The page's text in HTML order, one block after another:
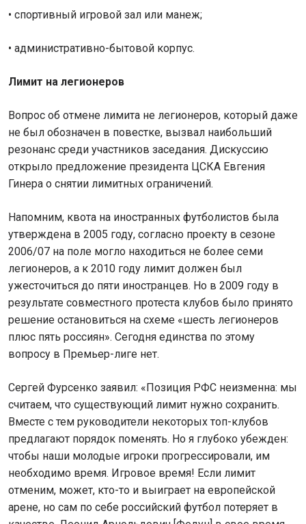
• спортивный игровой зал или манеж;
• административно-бытовой корпус.
Лимит на легионеров
Вопрос об отмене лимита не легионеров, который даже
не был обозначен в повестке, вызвал наибольший
резонанс среди участников заседания. Дискуссию
открыло предложение президента ЦСКА Евгения
Гинера о снятии лимитных ограничений.
Напомним, квота на иностранных футболистов была
утверждена в 2005 году, согласно проекту в сезоне
2006/07 на поле могло находиться не более семи
легионеров, а к 2010 году лимит должен был
ужесточиться до пяти иностранцев. Но в 2009 году в
результате совместного протеста клубов было принято
решение остановиться на схеме «шесть легионеров
плюс пять россиян». Сегодня единства по этому
вопросу в Премьер-лиге нет.
Сергей Фурсенко заявил: «Позиция РФС неизменна: мы
считаем, что существующий лимит нужно сохранить.
Вместе с тем руководители некоторых топ-клубов
предлагают порядок поменять. Но я глубоко убежден:
чтобы наши молодые игроки прогрессировали, им
необходимо время. Игровое время! Если лимит
отменим, может, кто-то и выиграет на европейской
арене, но сам по себе российский футбол потеряет в